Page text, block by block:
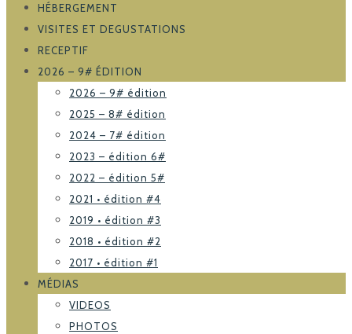
HÉBERGEMENT
VISITES ET DEGUSTATIONS
RECEPTIF
2026 – 9# ÉDITION
2026 – 9# édition
2025 – 8# édition
2024 – 7# édition
2023 – édition 6#
2022 – édition 5#
2021 • édition #4
2019 • édition #3
2018 • édition #2
2017 • édition #1
MÉDIAS
VIDEOS
PHOTOS